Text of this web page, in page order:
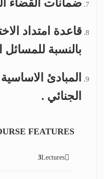
ضمانات القضاء
قاعدة امتداد
بالنسبة للمسائل
المبادئ
الجنائي .
FEATURES
Lectures
3